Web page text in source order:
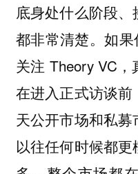
底身处什么阶段
都非常清楚。如
关注 Theory VC，
在进入正式访谈
天公开市场和私
以往任何时候都